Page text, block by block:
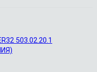
503.02.20.1